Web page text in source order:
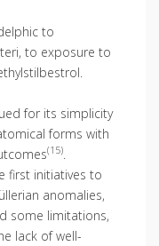
to
to exposure to
for its simplicity
forms with
(15)
first initiatives to
anomalies,
some limitations,
lack of well-